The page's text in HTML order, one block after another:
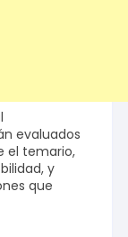
evaluados
el temario,
y
que